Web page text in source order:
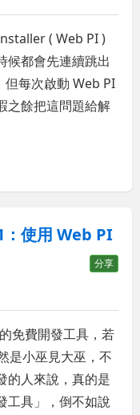
( Web PI )
候都會先連續跳出
但每次啟動 Web PI
之餘把這問題給解
使用 Web PI
分享
免費開發工具，若
是小巫見大巫，不
的人來說，真的是
工具」，倒不如說